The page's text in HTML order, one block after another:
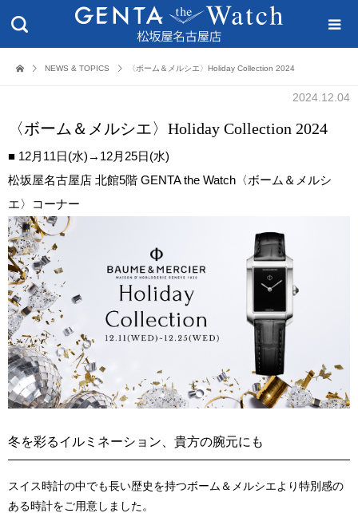
NEWS & TOPICS 〈ボーム＆メルシエ〉Holiday Collection 2024
2024.12.04
〈ボーム＆メルシエ〉Holiday Collection 2024
■ 12月11日(水)→12月25日(水)
松坂屋名古屋店 北館5階 GENTA the Watch〈ボーム＆メルシ
エ〉コーナー
冬を彩るイルミネーション、貴方の腕元にも
スイス時計の中でも長い歴史を持つボーム＆メルシエより特別感の
ある時計をご用意しました。